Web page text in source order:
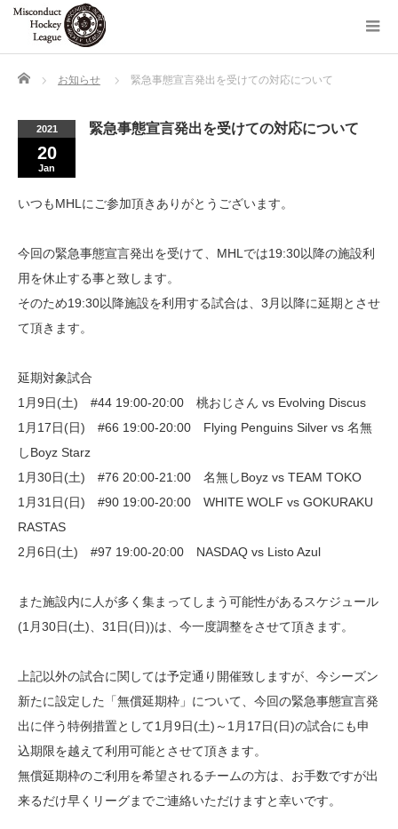
Home お知らせ 緊急事態宣言発出を受けての対応について
2021
20
Jan
緊急事態宣言発出を受けての対応について
いつもMHLにご参加頂きありがとうございます。
今回の緊急事態宣言発出を受けて、MHLでは19:30以降の施設利
用を休止する事と致します。
そのため19:30以降施設を利用する試合は、3月以降に延期とさせ
て頂きます。
延期対象試合
1月9日(土) #44 19:00-20:00 桃おじさん vs Evolving Discus
1月17日(日) #66 19:00-20:00 Flying Penguins Silver vs 名無
しBoyz Starz
1月30日(土) #76 20:00-21:00 名無しBoyz vs TEAM TOKO
1月31日(日) #90 19:00-20:00 WHITE WOLF vs GOKURAKU
RASTAS
2月6日(土) #97 19:00-20:00 NASDAQ vs Listo Azul
また施設内に人が多く集まってしまう可能性があるスケジュール
(1月30日(土)、31日(日))は、今一度調整をさせて頂きます。
上記以外の試合に関しては予定通り開催致しますが、今シーズン
新たに設定した「無償延期枠」について、今回の緊急事態宣言発
出に伴う特例措置として1月9日(土)～1月17日(日)の試合にも申
込期限を越えて利用可能とさせて頂きます。
無償延期枠のご利用を希望されるチームの方は、お手数ですが出
来るだけ早くリーグまでご連絡いただけますと幸いです。